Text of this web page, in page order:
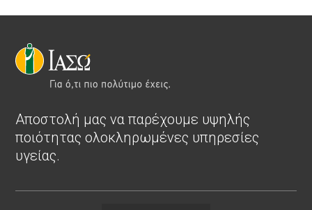
Αποστολή μας να παρέχουμε υψηλής
ποιότητας ολοκληρωμένες υπηρεσίες
υγείας.